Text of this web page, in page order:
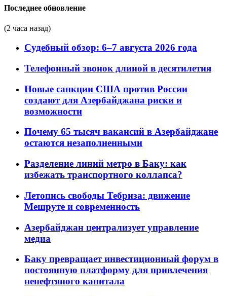
Последнее обновление
(2 часа назад)
Судебный обзор: 6–7 августа 2026 года
Телефонный звонок длиной в десятилетия
Новые санкции США против России
создают для Азербайджана риски и
возможности
Почему 65 тысяч вакансий в Азербайджане
остаются незаполненными
Разделение линий метро в Баку: как
избежать транспортного коллапса?
Летопись свободы Тебриза: движение
Мешруте и современность
Азербайджан централизует управление
медиа
Баку превращает инвестиционный форум в
постоянную платформу для привлечения
ненефтяного капитала